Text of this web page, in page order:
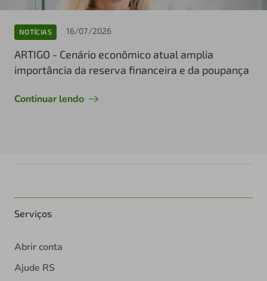
NOTÍCIAS 16/07/2026
ARTIGO - Cenário econômico atual amplia
importância da reserva financeira e da poupança
Continuar lendo
Serviços
Abrir conta
Ajude RS